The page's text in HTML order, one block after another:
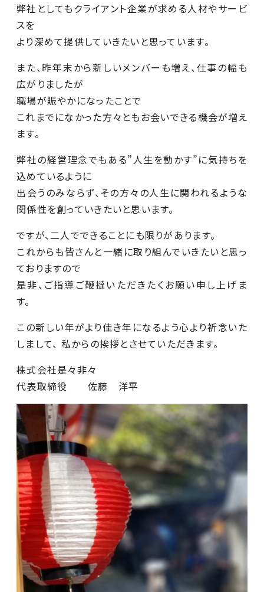
弊社としてもクライアント企業が求める人材やサービ
スを
より深めて提供していきたいと思っています。
また、昨年末から新しいメンバーも増え、仕事の幅も
広がりましたが
職場が賑やかになったことで
これまでになかった方々ともお会いできる機会が増え
ます。
弊社の経営理念でもある”人生を動かす”に気持ちを
込めているように
出会うのみならず、その方々の人生に関われるような
関係性を創っていきたいと思います。
ですが、二人でできることにも限りがあります。
これからも皆さんと一緒に取り組んでいきたいと思っ
ておりますので
是非、ご指導ご鞭撻いただきたくお願い申し上げま
す。
この新しい年がより佳き年になるよう心より祈念いた
しまして、 私からの挨拶とさせていただきます。
株式会社是々非々
代表取締役 佐藤 洋平